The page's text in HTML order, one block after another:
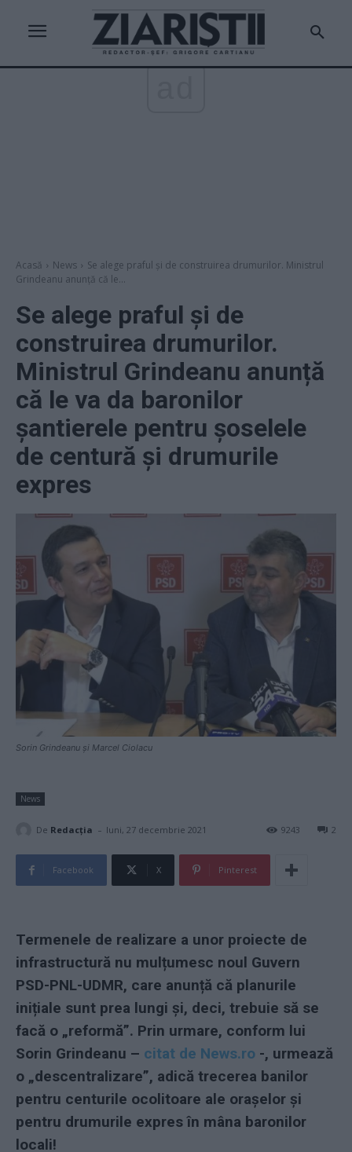
Acasă News
Se alege praful și de construirea drumurilor. Ministrul
Grindeanu anunță că le...
Se alege praful și de
construirea drumurilor.
Ministrul Grindeanu anunță
că le va da baronilor
șantierele pentru șoselele
de centură și drumurile
expres
Sorin Grindeanu și Marcel Ciolacu
News
De Redacţia - luni, 27 decembrie 2021 2
9243
Facebook X Pinterest
Termenele de realizare a unor proiecte de
infrastructură nu mulțumesc noul Guvern
PSD-PNL-UDMR, care anunță că planurile
inițiale sunt prea lungi și, deci, trebuie să se
facă o „reformă”. Prin urmare, conform lui
Sorin Grindeanu – citat de News.ro -, urmează
o „descentralizare”, adică trecerea banilor
pentru centurile ocolitoare ale orașelor și
pentru drumurile expres în mâna baronilor
locali!